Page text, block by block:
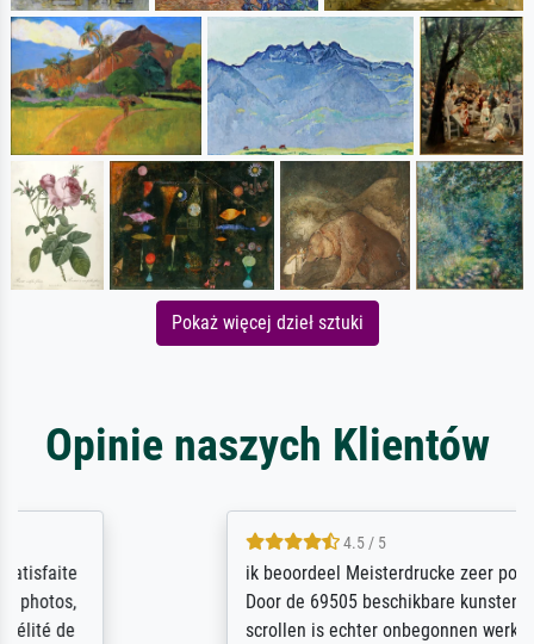
Pokaż więcej dzieł sztuki
Opinie naszych Klientów
ik beoordeel Meisterdrucke zeer positief.
Door de 69505 beschikbare kunstenaars
scrollen is echter onbegonnen werk (na